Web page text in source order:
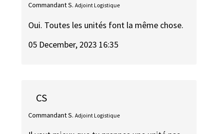
Commandant S. Adjoint Logistique
Oui. Toutes les unités font la même chose.
05 December, 2023 16:35
CS
Commandant S. Adjoint Logistique